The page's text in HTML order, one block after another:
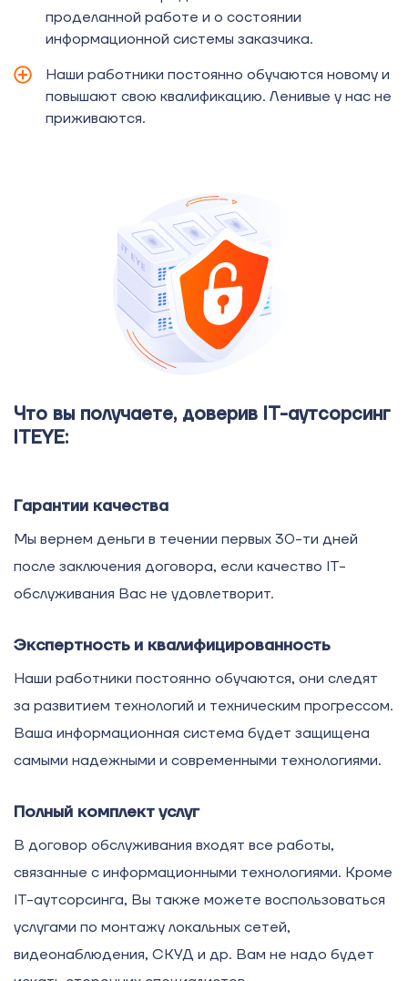
проделанной работе и о состоянии
информационной системы заказчика.
Наши работники постоянно обучаются новому и
повышают свою квалификацию. Ленивые у нас не
приживаются.
Что вы получаете, доверив IT-аутсорсинг
ITEYE:
Гарантии качества
Мы вернем деньги в течении первых 30-ти дней
после заключения договора, если качество IT-
обслуживания Вас не удовлетворит.
Экспертность и квалифицированность
Наши работники постоянно обучаются, они следят
за развитием технологий и техническим прогрессом.
Ваша информационная система будет защищена
самыми надежными и современными технологиями.
Полный комплект услуг
В договор обслуживания входят все работы,
связанные с информационными технологиями. Кроме
IT-аутсорсинга, Вы также можете воспользоваться
услугами по монтажу локальных сетей,
видеонаблюдения, СКУД и др. Вам не надо будет